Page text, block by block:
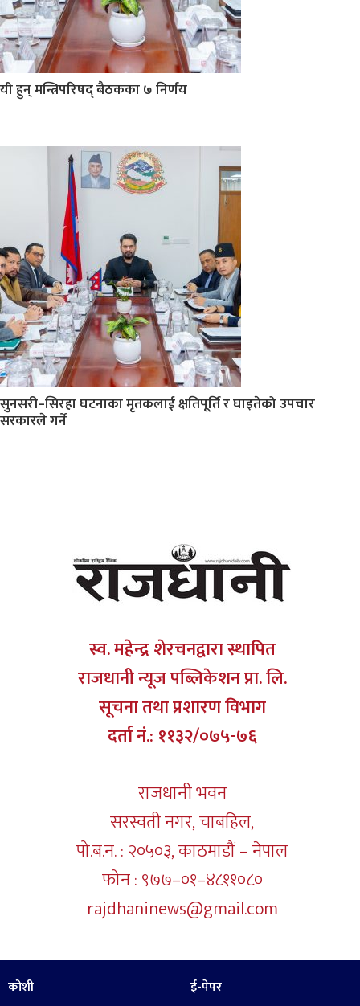
यी हुन् मन्त्रिपरिषद् बैठकका ७ निर्णय
सुनसरी–सिरहा घटनाका मृतकलाई क्षतिपूर्ति र घाइतेको उपचार
सरकारले गर्ने
स्व. महेन्द्र शेरचनद्वारा स्थापित
राजधानी न्यूज पब्लिकेशन प्रा. लि.
सूचना तथा प्रशारण विभाग
दर्ता नं.: ११३२/०७५-७६
राजधानी भवन
सरस्वती नगर, चाबहिल,
पो.ब.न. : २०५०३, काठमाडौं – नेपाल
फोन : ९७७–०१–४८११०८०
rajdhaninews@gmail.com
कोशी
ई-पेपर